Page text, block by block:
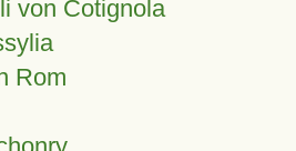
von Cotignola
Rom